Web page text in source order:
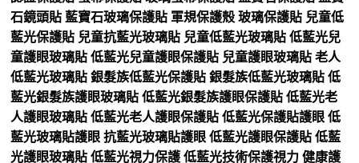
石鏡頭貼藍寶石玻璃保護貼 軍規保護殼玻璃保護貼 兒童低
藍光保護貼 兒童抗藍光玻璃貼 兒童低藍光玻璃貼低藍光兒
童護眼玻璃貼低藍光兒童護眼保護貼 兒童護眼玻璃貼老人
低藍光玻璃貼銀髮族低藍光保護貼銀髮族低藍光玻璃貼低
藍光銀髮族護眼玻璃貼低藍光銀髮族護眼保護貼低藍光老
人護眼玻璃貼低藍光老人護眼保護貼低藍光保護貼護眼低
藍光玻璃貼護眼抗藍光玻璃貼護眼低藍光護眼保護貼低藍
光護眼玻璃貼低藍光視力保護低藍光技術保護視力健康護